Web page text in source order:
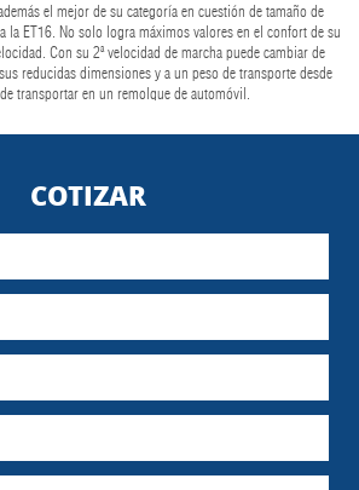
el mejor de su categoría en cuestión de tamaño de
la ET16. No solo logra máximos valores en el confort de su
Con su 2ª velocidad de marcha puede cambiar de
reducidas dimensiones y a un peso de transporte desde
transportar en un remolque de automóvil.
COTIZAR